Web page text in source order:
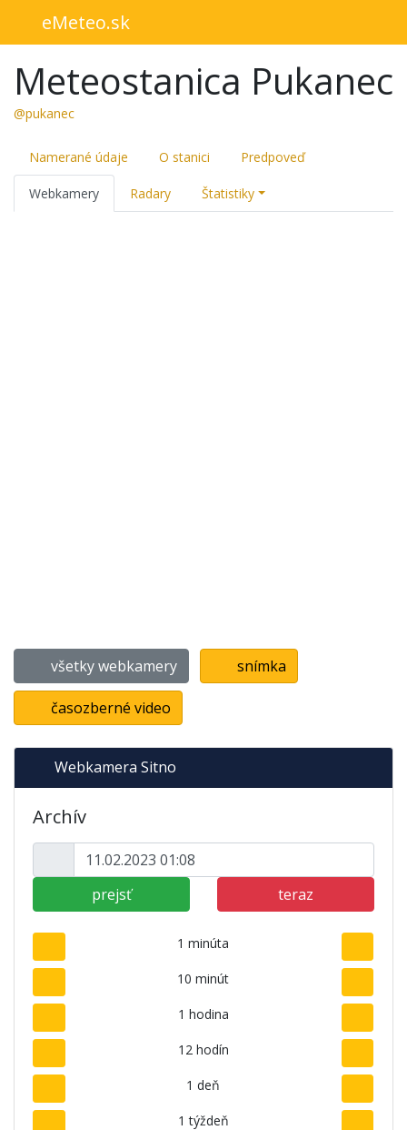
eMeteo.sk
Meteostanica Pukanec
@pukanec
Namerané údaje O stanici Predpoveď
Webkamery Radary Štatistiky
všetky webkamery snímka
časozberné video
Webkamera Sitno
Archív
prejsť teraz
1 minúta
10 minút
1 hodina
12 hodín
1 deň
1 týždeň